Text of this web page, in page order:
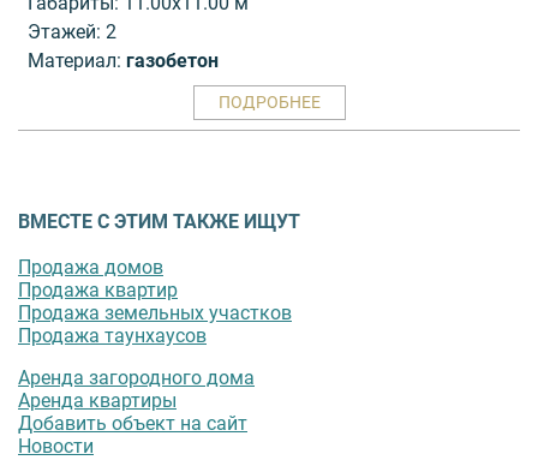
Этажей: 2
Материал: газобетон
ПОДРОБНЕЕ
ВМЕСТЕ С ЭТИМ ТАКЖЕ ИЩУТ
Продажа домов
Продажа квартир
Продажа земельных участков
Продажа таунхаусов
Аренда загородного дома
Аренда квартиры
Добавить объект на сайт
Новости